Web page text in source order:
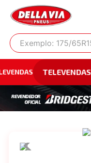
Exemplo: 175/65R15
TELEVENDAS | 08H ÀS